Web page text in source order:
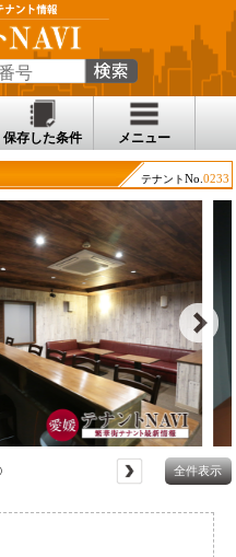
保存した条件 メニュー
テナントNo. 0233
全件表示